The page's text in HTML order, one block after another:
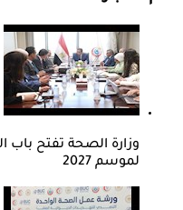
وزارة الصحة تفتح باب
لموسم 2027